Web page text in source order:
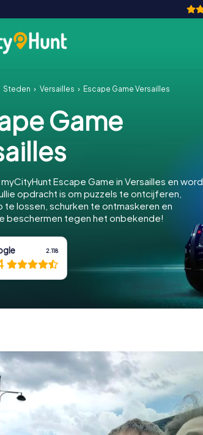
Steden Versailles Escape Game Versailles
Game
Escape Game in Versailles en word
opdracht is om puzzels te ontcijferen,
te lossen, schurken te ontmaskeren en
beschermen tegen het onbekende!
2.118